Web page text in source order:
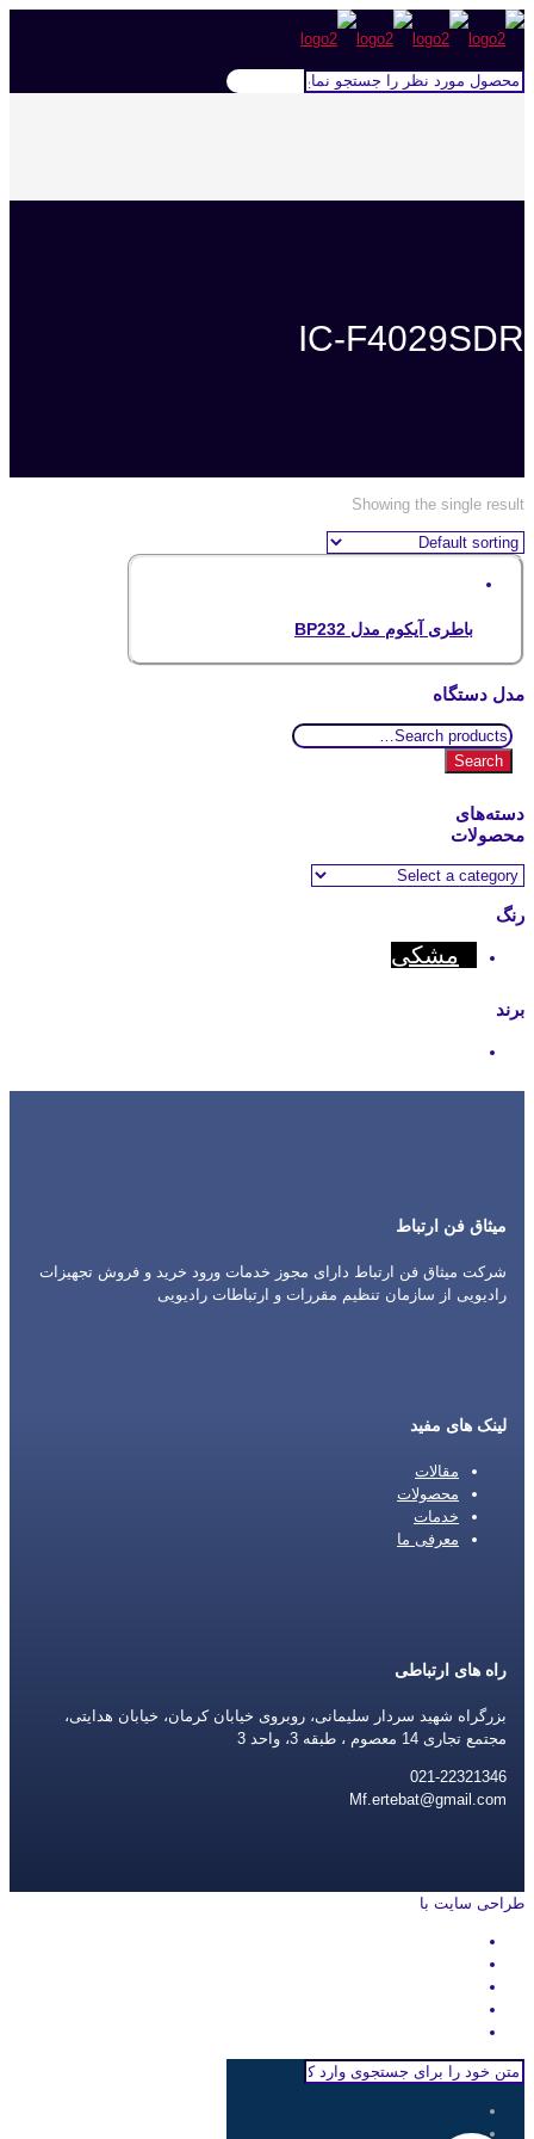
IC-F4029SDR
Showing the single result
باطری آیکوم مدل BP232
مدل دستگاه
Search
for:
Search
دسته‌های
محصولات
رنگ
مشکی
برند
میثاق فن ارتباط
شرکت میثاق فن ارتباط دارای مجوز خدمات ورود خرید و فروش تجهیزات
رادیویی از سازمان تنظیم مقررات و ارتباطات رادیویی
لینک های مفید
مقالات
محصولات
خدمات
معرفی ما
راه های ارتباطی
بزرگراه شهید سردار سلیمانی، روبروی خیابان کرمان، خیابان هدایتی،
مجتمع تجاری 14 معصوم ، طبقه 3، واحد 3
021-22321346
Mf.ertebat@gmail.com
طراحی سایت با